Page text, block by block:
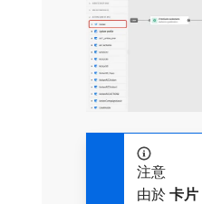
注意
由於​ 卡片